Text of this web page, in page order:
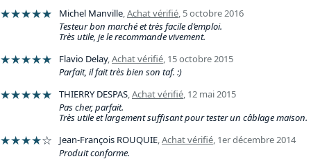
★★★★★ Michel Manville,Achat vérifié, 5 octobre 2016
Testeur bon marché et très facile d’emploi.
Très utile, je le recommande vivement.
★★★★★ Flavio Delay,Achat vérifié, 15 octobre 2015
Parfait, il fait très bien son taf. :)
★★★★★ THIERRY DESPAS,Achat vérifié, 12 mai 2015
Pas cher, parfait.
Très utile et largement suffisant pour tester un câblage maison.
★★★★☆ Jean-François ROUQUIE,Achat vérifié, 1er décembre 2014
Produit conforme.